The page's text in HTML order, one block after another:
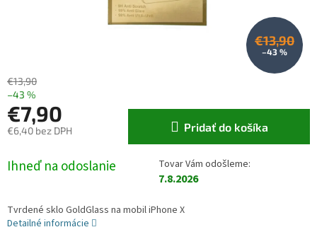
€13,90
–43 %
€13,90
–43 %
€7,90
€6,40 bez DPH
Ihneď na odoslanie
7.8.2026
Pridať do košíka
Tvrdené sklo GoldGlass na mobil iPhone X
Detailné informácie